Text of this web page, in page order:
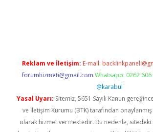
Reklam ve İletişim: E-mail:
forumhizmeti@gmail.com Whatsapp: 0262 606
@karabul
Yasal Uyarı: Sitemiz, 5651 Sayılı Kanun
ve İletişim Kurumu (BTK) tarafından onaylanmış
olarak hizmet vermektedir. Bu nedenle,